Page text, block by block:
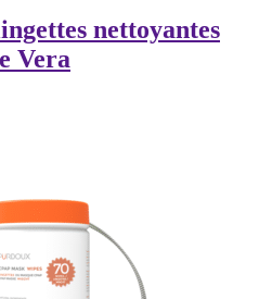
nettoyantes
Vera